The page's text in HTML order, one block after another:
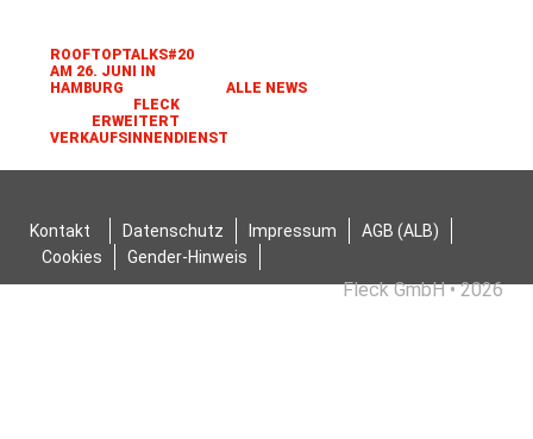
ROOFTOPTALKS#20
AM 26. JUNI IN
HAMBURG
ALLE NEWS
FLECK
ERWEITERT
VERKAUFSINNENDIENST
Kontakt Datenschutz Impressum
AGB (ALB)
Cookies
Gender-Hinweis
Fleck GmbH • 2026